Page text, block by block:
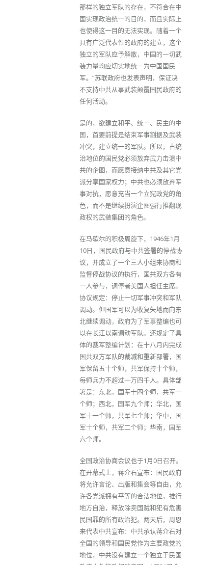
那样的独立军队的存在，不符合在中
国实现政治统一的目的，而且实际上
也使得这一目的无法实现。随着一个
具有广泛代表性的政府的建立，这个
独立的军队应予解散，中国的一切武
装力量均应切实地统一为中国国民
军。”苏联政府也发表声明，保证决
不支持中共从事武装颠覆国民政府的
任何活动。
是的，欲建立和平、统一、民主的中
国，首要前提是结束军事割据及武装
冲突，建立统一的军队。所以，占统
治地位的国民党必须放弃武力击溃中
共的企图，而愿意接纳中共及其它党
派分享国家权力；中共也必须放弃军
事对抗，愿意充当一个立宪政党的角
色，而不是继续扮演企图强行推翻现
政权的武装集团的角色。
在马歇尔的积极周旋下，1946年1月
10日，国民政府与中共签署的停战协
议，并成立了一个三人小组来协商和
监督停战协议的执行，国共双方各有
一人参与，调停者美国人担任主席。
协议规定：停止一切军事冲突和军队
调动。但国军可以为收复失地而向东
北继续调动，政府为了军事整编也可
以在长江以南调动军队。还规定了具
体的裁军整编计划：在十八月内完成
国共双方军队的裁减和重新部署，国
军保留五十个师，共军保持十个师，
每师兵力不超过一万四千人。具体部
署是：东北，国军十四个师，共军一
个师；西北，国军九个师；华北，国
军十一个师，共军七个师；华中，国
军十个师，共军二个师；华南，国军
六个师。
全国政治协商会议也于1月0日召开。
在开幕式上，蒋介石宣布：国民政府
将允许言论、出版和集会等自由，允
许各党派拥有平等的合法地位，推行
地方自治，释放除卖国贼和犯有危害
民国罪的所有政治犯。两天后，周恩
来代表中共宣布：中共承认蒋介石对
全国的领导和国民党作为主要政党的
地位，中共没有建立一个独立于民国